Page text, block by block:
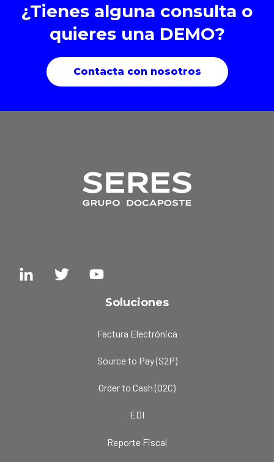
¿Tienes alguna consulta o
quieres una DEMO?
Contacta con nosotros
Soluciones
Factura Electrónica
Source to Pay (S2P)
Order to Cash (O2C)
EDI
Reporte Fiscal